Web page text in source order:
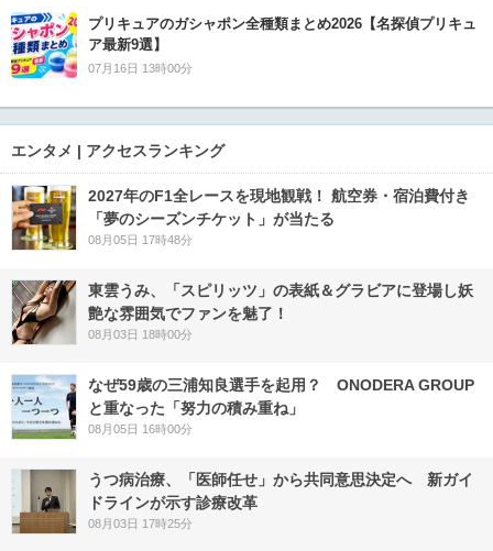
プリキュアのガシャポン全種類まとめ2026【名探偵プリキュ
ア最新9選】
07月16日 13時00分
エンタメ | アクセスランキング
2027年のF1全レースを現地観戦！ 航空券・宿泊費付き
「夢のシーズンチケット」が当たる
08月05日 17時48分
東雲うみ、「スピリッツ」の表紙＆グラビアに登場し妖
艶な雰囲気でファンを魅了！
08月03日 18時00分
なぜ59歳の三浦知良選手を起用？ ONODERA GROUP
と重なった「努力の積み重ね」
08月05日 16時00分
うつ病治療、「医師任せ」から共同意思決定へ 新ガイ
ドラインが示す診療改革
08月03日 17時25分